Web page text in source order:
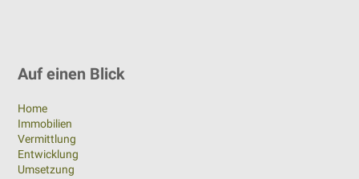
Auf einen Blick
Home
Immobilien
Vermittlung
Entwicklung
Umsetzung